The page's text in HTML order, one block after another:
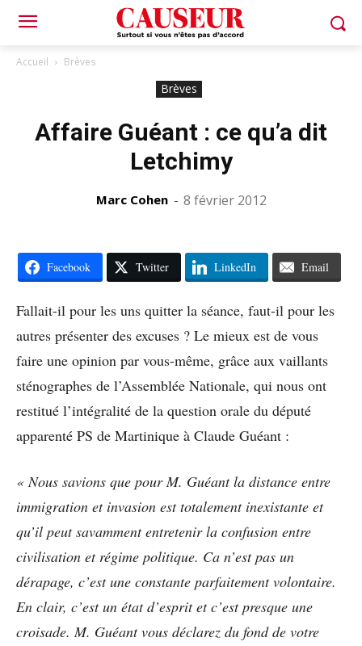
Accueil Brèves
Brèves
Affaire Guéant : ce qu’a dit
Letchimy
Marc Cohen - 8 février 2012
Facebook Twitter LinkedIn Email
Fallait-il pour les uns quitter la séance, faut-il pour les
autres présenter des excuses ? Le mieux est de vous
faire une opinion par vous-même, grâce aux vaillants
sténographes de l’Assemblée Nationale, qui nous ont
restitué l’intégralité de la question orale du député
apparenté PS de Martinique à Claude Guéant :
« Nous savions que pour M. Guéant la distance entre
immigration et invasion est totalement inexistante et
qu’il peut savamment entretenir la confusion entre
civilisation et régime politique. Ca n’est pas un
dérapage, c’est une constante parfaitement volontaire.
En clair, c’est un état d’esprit et c’est presque une
croisade. M. Guéant vous déclarez du fond de votre